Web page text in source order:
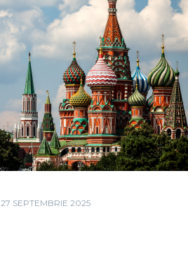
27 SEPTEMBRIE 2025